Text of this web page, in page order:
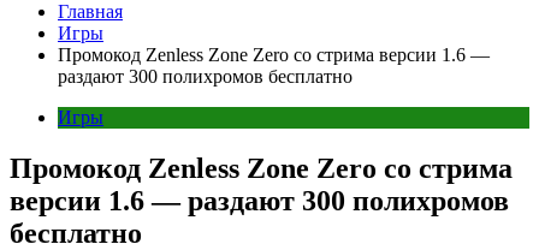
Главная
Игры
Промокод Zenless Zone Zero со стрима версии 1.6 —
раздают 300 полихромов бесплатно
Игры
Промокод Zenless Zone Zero со стрима
версии 1.6 — раздают 300 полихромов
бесплатно